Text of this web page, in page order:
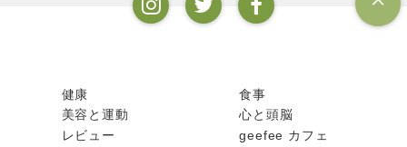
健康
食事
美容と運動
心と頭脳
レビュー
geefee カフェ